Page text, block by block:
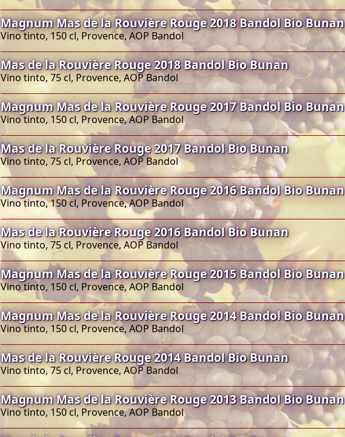
Magnum Mas de la Rouvière Rouge 2018 Bandol Bio Bunan
Vino tinto, 150 cl, Provence, AOP Bandol
Mas de la Rouvière Rouge 2018 Bandol Bio Bunan
Vino tinto, 75 cl, Provence, AOP Bandol
Magnum Mas de la Rouvière Rouge 2017 Bandol Bio Bunan
Vino tinto, 150 cl, Provence, AOP Bandol
Mas de la Rouvière Rouge 2017 Bandol Bio Bunan
Vino tinto, 75 cl, Provence, AOP Bandol
Magnum Mas de la Rouvière Rouge 2016 Bandol Bio Bunan
Vino tinto, 150 cl, Provence, AOP Bandol
Mas de la Rouvière Rouge 2016 Bandol Bio Bunan
Vino tinto, 75 cl, Provence, AOP Bandol
Magnum Mas de la Rouvière Rouge 2015 Bandol Bio Bunan
Vino tinto, 150 cl, Provence, AOP Bandol
Magnum Mas de la Rouvière Rouge 2014 Bandol Bio Bunan
Vino tinto, 150 cl, Provence, AOP Bandol
Mas de la Rouvière Rouge 2014 Bandol Bio Bunan
Vino tinto, 75 cl, Provence, AOP Bandol
Magnum Mas de la Rouvière Rouge 2013 Bandol Bio Bunan
Vino tinto, 150 cl, Provence, AOP Bandol